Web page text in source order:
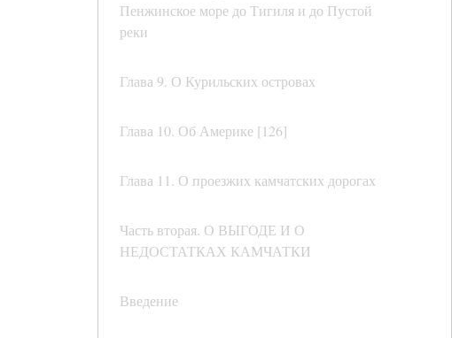
Пенжинское море до Тигиля и до Пустой
реки
Глава 9. О Курильских островах
Глава 10. Об Америке [126]
Глава 11. О проезжих камчатских дорогах
Часть вторая. О ВЫГОДЕ И О
НЕДОСТАТКАХ КАМЧАТКИ
Введение